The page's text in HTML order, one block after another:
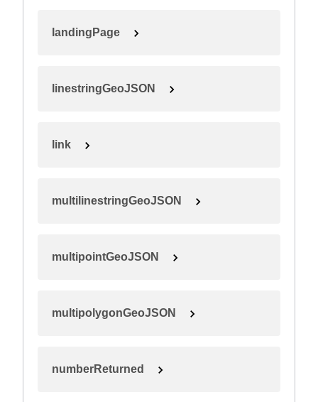
landingPage
linestringGeoJSON
link
multilinestringGeoJSON
multipointGeoJSON
multipolygonGeoJSON
numberReturned